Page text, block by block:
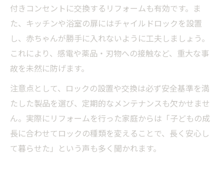
付きコンセントに交換するリフォームも有効です。ま
た、キッチンや浴室の扉にはチャイルドロックを設置
し、赤ちゃんが勝手に入れないように工夫しましょう。
これにより、感電や薬品・刃物への接触など、重大な事
故を未然に防げます。
注意点として、ロックの設置や交換は必ず安全基準を満
たした製品を選び、定期的なメンテナンスも欠かせませ
ん。実際にリフォームを行った家庭からは「子どもの成
長に合わせてロックの種類を変えることで、長く安心し
て暮らせた」という声も多く聞かれます。